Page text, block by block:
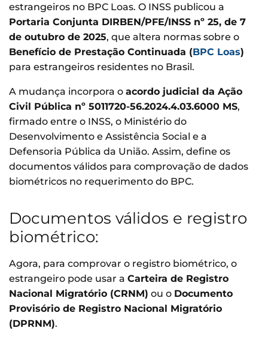
estrangeiros no BPC Loas. O INSS publicou a
Portaria Conjunta DIRBEN/PFE/INSS nº 25, de 7
de outubro de 2025, que altera normas sobre o
Benefício de Prestação Continuada (BPC Loas)
para estrangeiros residentes no Brasil.
A mudança incorpora o acordo judicial da Ação
Civil Pública nº 5011720-56.2024.4.03.6000 MS,
firmado entre o INSS, o Ministério do
Desenvolvimento e Assistência Social e a
Defensoria Pública da União. Assim, define os
documentos válidos para comprovação de dados
biométricos no requerimento do BPC.
Documentos válidos e registro
biométrico:
Agora, para comprovar o registro biométrico, o
estrangeiro pode usar a Carteira de Registro
Nacional Migratório (CRNM) ou o Documento
Provisório de Registro Nacional Migratório
(DPRNM).